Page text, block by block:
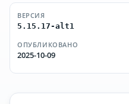
ВЕРСИЯ
5.15.17-alt1
ОПУБЛИКОВАНО
2025-10-09